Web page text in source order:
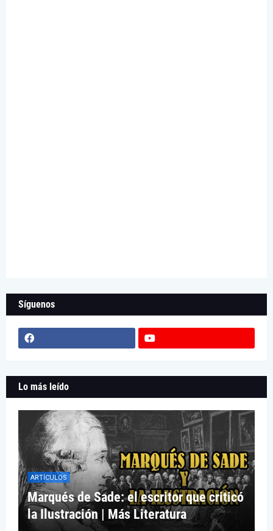
Síguenos
Lo más leído
ARTÍCULOS
Marqués de Sade: el escritor que criticó
la Ilustración | Más Literatura